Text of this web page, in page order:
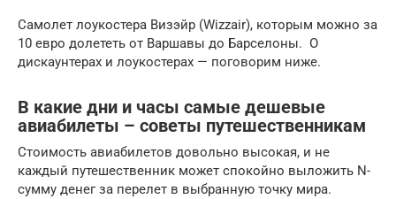
Самолет лоукостера Визэйр (Wizzair), которым можно за
10 евро долететь от Варшавы до Барселоны. О
дискаунтерах и лоукостерах — поговорим ниже.
В какие дни и часы самые дешевые
авиабилеты – советы путешественникам
Стоимость авиабилетов довольно высокая, и не
каждый путешественник может спокойно выложить N-
сумму денег за перелет в выбранную точку мира.